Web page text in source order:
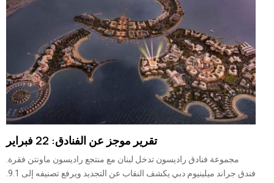
تقرير موجز عن الفنادق: 22 فبراير
مجموعة فنادق راديسون تدخل لبنان مع منتجع راديسون ماونتن فقرة.